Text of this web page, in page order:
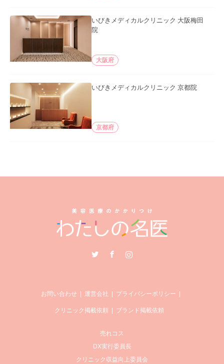
いびきメディカルクリニック 大阪梅田
院
大阪府
いびきメディカルクリニック 京都院
京都府
Instagram
お問い合わせ 運営会社 プライバシーポリシー
クリニック掲載依頼 ブランド掲載依頼
売れコス
DX実行委員長
クリニック収益向上委員会